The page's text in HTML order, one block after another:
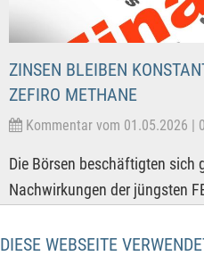
DIESE WEBSEITE
ZINSEN BLEIBEN
ZEFIRO METHANE
Kommentar vom 01.05.2026 |
Die Börsen beschäftigten sich
Nachwirkungen der jüngsten
Geldmarkt soll es keine